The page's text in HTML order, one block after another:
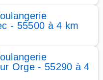
- 55500 à 4 km
Orge - 55290 à 4